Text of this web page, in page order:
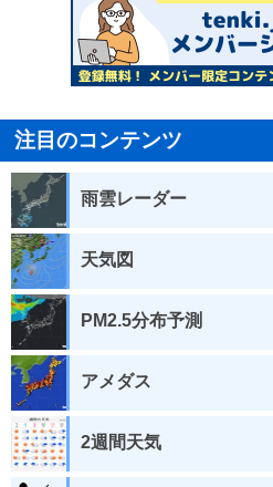
注目のコンテンツ
雨雲レーダー
天気図
PM2.5分布予測
アメダス
2週間天気